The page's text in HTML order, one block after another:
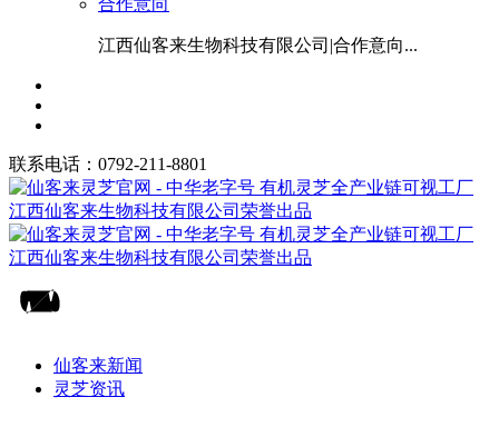
江西仙客来生物科技有限公司|合作意向...
联系电话：0792-211-8801
仙客来新闻
灵芝资讯